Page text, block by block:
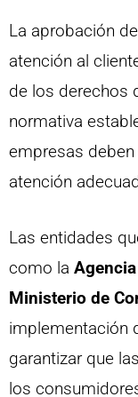
La aprobación
atención al
de los derechos
normativa
empresas
atención
Las entidades
como la
Ministerio de
implementación
garantizar que
los